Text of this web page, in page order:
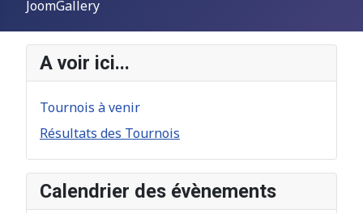
JoomGallery
A voir ici...
Tournois à venir
Résultats des Tournois
Calendrier des évènements